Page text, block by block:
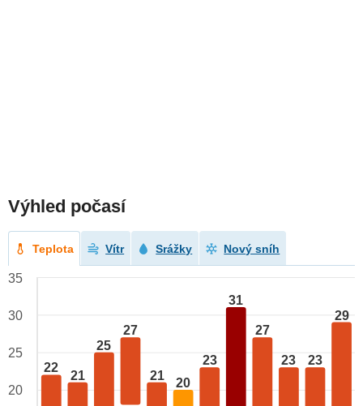
Výhled počasí
Teplota Vítr Srážky Nový sníh
22
21
25
27
21
20
23
31
27
23 23
29
35
30
25
20